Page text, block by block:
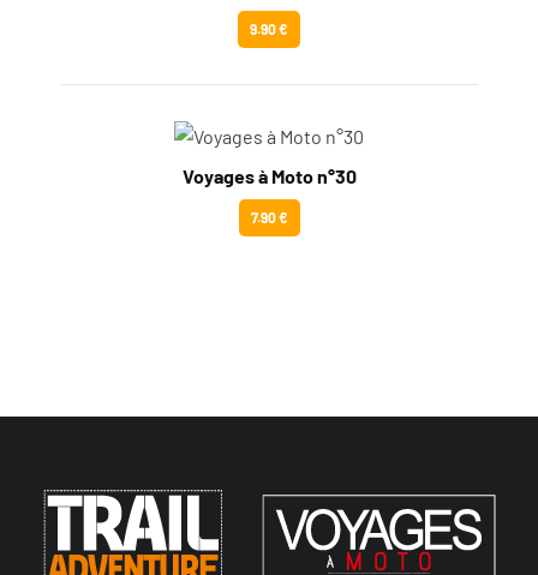
9.90 €
Voyages à Moto n°30
7.90 €